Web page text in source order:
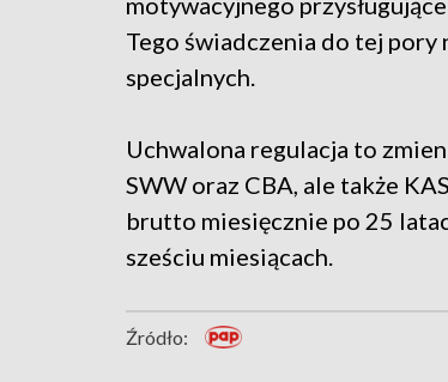
Tego świadczenia do tej pory
specjalnych.
Uchwalona regulacja to
SWW oraz CBA, ale także
brutto miesięcznie po 25
sześciu miesiącach.
Źródło: